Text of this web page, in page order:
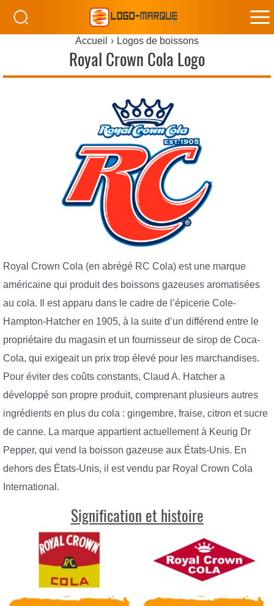
Accueil Logos de boissons
Royal Crown Cola Logo
Royal Crown Cola (en abrégé RC Cola) est une marque
américaine qui produit des boissons gazeuses aromatisées
au cola. Il est apparu dans le cadre de l’épicerie Cole-
Hampton-Hatcher en 1905, à la suite d’un différend entre le
propriétaire du magasin et un fournisseur de sirop de Coca-
Cola, qui exigeait un prix trop élevé pour les marchandises.
Pour éviter des coûts constants, Claud A. Hatcher a
développé son propre produit, comprenant plusieurs autres
ingrédients en plus du cola : gingembre, fraise, citron et sucre
de canne. La marque appartient actuellement à Keurig Dr
Pepper, qui vend la boisson gazeuse aux États-Unis. En
dehors des États-Unis, il est vendu par Royal Crown Cola
International.
Signification et histoire